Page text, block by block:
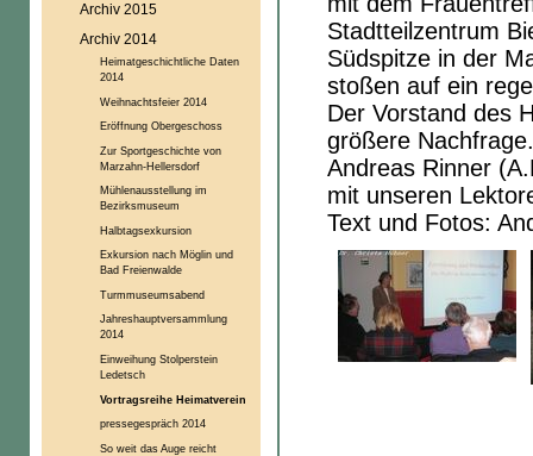
Stadtteilzentrum
Südspitze in der
stoßen auf ein
Der Vorstand des
größere
Andreas Rinner
mit unseren
Text und Fotos:
Archiv 2015
Archiv 2014
Heimatgeschichtliche Daten
2014
Weihnachtsfeier 2014
Eröffnung Obergeschoss
Zur Sportgeschichte von
Marzahn-Hellersdorf
Mühlenausstellung im
Bezirksmuseum
Halbtagsexkursion
Exkursion nach Möglin und
Bad Freienwalde
Turmmuseumsabend
Jahreshauptversammlung
2014
Einweihung Stolperstein
Ledetsch
Vortragsreihe Heimatverein
pressegespräch 2014
So weit das Auge reicht